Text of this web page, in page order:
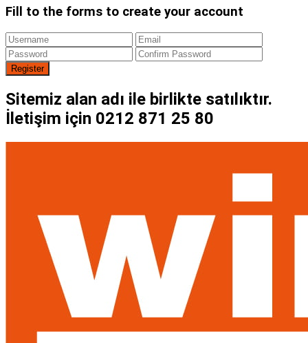
Fill to the forms to create your account
Sitemiz alan adı ile birlikte satılıktır.
İletişim için 0212 871 25 80